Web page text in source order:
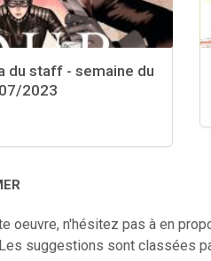
du staff - semaine du
2023
oeuvre, n'hésitez pas à en
suggestions sont classées